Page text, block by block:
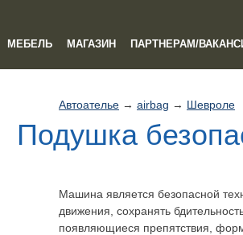
МЕБЕЛЬ МАГАЗИН ПАРТНЕРАМ/
Автоателье → airbag → Шевроле
Подушка
Машина является безопасной
движения, сохранять
появляющиеся препятствия,